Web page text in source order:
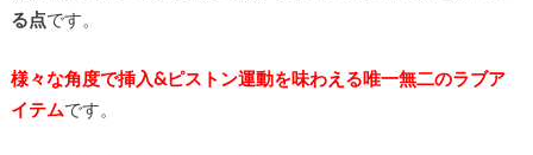
る点です。
様々な角度で挿入&ピストン運動を味わえる唯一無二のラブア
イテムです。